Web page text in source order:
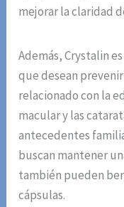
mejorar la claridad
Además, Crystalin
que desean
relacionado con la
macular y las
antecedentes
buscan mantener
también pueden
cápsulas.